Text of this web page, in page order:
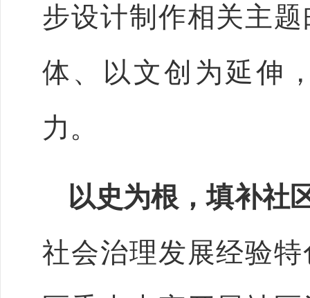
步设计制作相关主
体、以文创为延伸
力。
以史为根，填补社
社会治理发展经验